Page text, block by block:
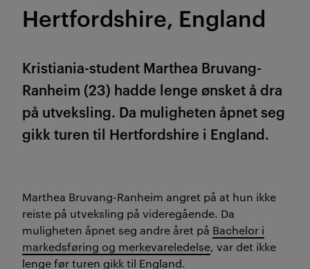
Hertfordshire, England
Kristiania-student Marthea Bruvang-
Ranheim (23) hadde lenge ønsket å dra
på utveksling. Da muligheten åpnet seg
gikk turen til Hertfordshire i England.
Marthea Bruvang-Ranheim angret på at hun ikke
reiste på utveksling på videregående. Da
muligheten åpnet seg andre året på Bachelor i
markedsføring og merkevareledelse, var det ikke
lenge før turen gikk til England.